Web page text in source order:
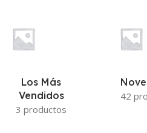
Los Más
Vendidos
3 productos
42